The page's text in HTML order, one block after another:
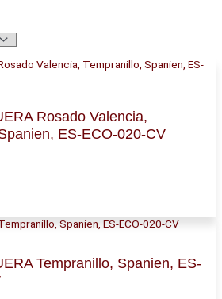
Rosado Valencia,
ES-ECO-020-CV
Tempranillo, Spanien, ES-